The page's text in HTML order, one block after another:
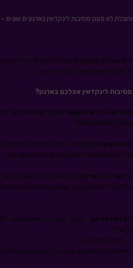
לא מעט מסיבות לינקדאין בארגונים שונים
ועובדים שממנפים בצורה פרקטית את רשת
ומקדמים את מיתוג החברה ברשת.
יש את רשת הקשרים הרלוונטית ביותר
וכנסים מקצועיים.
האפקטיבי ביותר – ובעידן המדיה
למפות במהירות ובקלות את מי מקושר למי.
לשגרירים שלכם ולקדם את מיתוג המעסיק
מדהימה ומגניבה. האנשים סומכים על
יפנו אליהם
חדשה?"
– המנהל המגייס.
החזרה אליכם, מומלץ לרתום את המנהלים